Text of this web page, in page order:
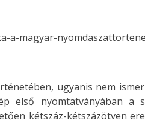
a-magyar-
ugyanis nem
első nyomtatványában a
kétszáz-kétszázötven